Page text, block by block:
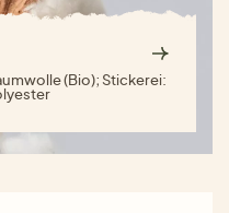
(Bio); Stickerei: